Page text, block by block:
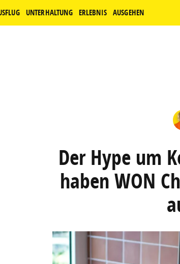
UNTERHALTUNG ERLEBNIS AUSGEHEN
Der Hype um
haben WON